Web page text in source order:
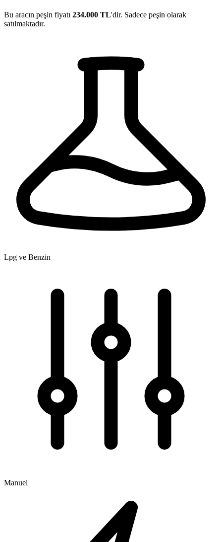
Bu aracın peşin fiyatı 234.000 TL'dir. Sadece peşin olarak
satılmaktadır.
Lpg ve Benzin
Manuel